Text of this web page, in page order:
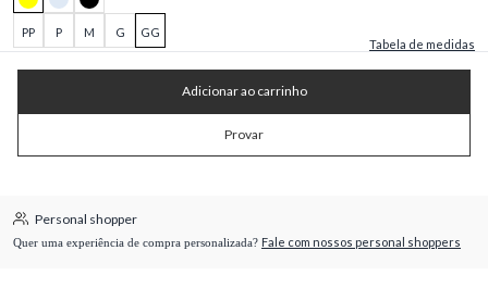
PP P M G
GG
Tabela de medidas
Adicionar ao carrinho
Provar
Personal shopper
Quer uma experiência de compra personalizada? Fale com nossos personal shoppers